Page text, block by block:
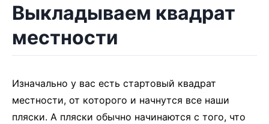
Выкладываем квадрат
местности
Изначально у вас есть стартовый квадрат
местности, от которого и начнутся все наши
пляски. А пляски обычно начинаются с того, что